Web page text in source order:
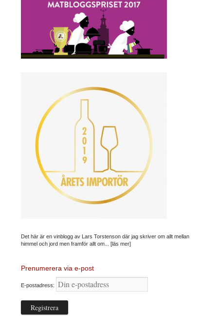
Det här är en vinblogg av Lars Torstenson där jag skriver om allt mellan
himmel och jord men framför allt om... [läs mer]
Prenumerera via e-post
E-postadress: